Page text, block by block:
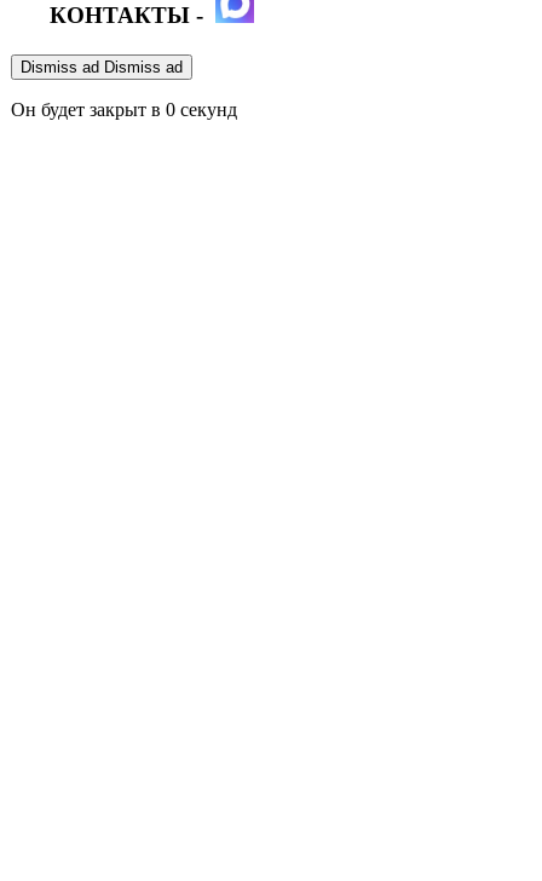
КОНТАКТЫ -
Dismiss ad Dismiss ad
Он будет закрыт в 0 секунд